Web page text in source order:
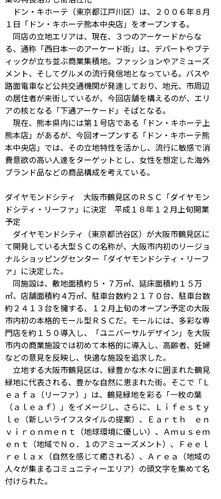
ドン・キホーテ（東京都江戸川区）は、２００６年８月
１日「ドン・キホーテ熊本中央店」をオープンする。
同店の立地エリアは、現在、３つのアーケードからな
る、通称「西日本一のアーケード街」は、デパートやブテ
ィックが立ち並ぶ商業集積地。ファッションやアミューズ
メント、そしてグルメの流行発信地となっている。バスや
路面電車など公共交通機関が発達しており、地元、市周辺
の居住者が来街しているが、今回店舗を構えるのが、エリ
アの核となる「下通アーケード」そばとなる。
現在、熊本県内には第１号店である「ドン・キホーテ上
熊本店」があるが、今回オープンする「ドン・キホーテ熊
本中央店」では、その立地特性を活かし、流行に敏感で消
費意欲の高い人達をターゲットとし、女性を想定した海外
ブランド品などの商品構成を考えている。
ダイヤモンドシティ 大阪市鶴見区のＲＳＣ「ダイヤモン
ドシティ・リーファ」に決定 平成１８年１２月上旬開業
予定
ダイヤモンドシティ（東京都渋谷区）が大阪市鶴見区に
て開発している大型ＳＣの名称が、大阪市内初のリージョ
ナルショッピングセンター「ダイヤモンドシティ・リーフ
ァ」に決定した。
同施設は、敷地面積約５・７万㎡、延床面積約１５万
㎡、店舗面積約４万㎡、駐車台数約２１７０台、駐車台数
約２４１３台を擁する、１２月上旬のオープン予定の大阪
市内初の本格的モール型ＲＳＣだ。モールには、多彩な専
門店を約１５０導入し、「ユニバーサルデザイン」を大阪
市内の商業施設では初めて本格的に導入し、高齢者、妊婦
などの意見を反映し、快適な施設を追求した。
立地する大阪市鶴見区は、緑豊かな木々に囲まれた鶴見
緑地に代表される、豊かな自然に恵まれた街。そこで「Ｌ
ｅａｆａ（リーファ）」は、鶴見緑地を彩る「一枚の葉
（ａｌｅａｆ）」をイメージし、さらに、Ｌｉｆｅｓｔｙ
ｌｅ（新しいライフスタイルの提案）、Ｅａｒｔｈ ｅｎ
ｖｉｒｏｎｍｅｎｔ（地球環境に優しい）、Ａｍｕｓｅｍ
ｅｎｔ（地域でＮｏ．１のアミューズメント）、Ｆｅｅｌ
ｒｅｌａｘ（自然を感じて癒される）、Ａｒｅａ（地域の
人々が集まるコミュニティーエリア）の頭文字を集めて名
付けられた。